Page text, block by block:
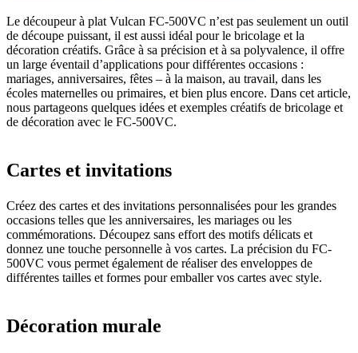
Le découpeur à plat Vulcan FC-500VC n’est pas seulement un outil
de découpe puissant, il est aussi idéal pour le bricolage et la
décoration créatifs. Grâce à sa précision et à sa polyvalence, il offre
un large éventail d’applications pour différentes occasions :
mariages, anniversaires, fêtes – à la maison, au travail, dans les
écoles maternelles ou primaires, et bien plus encore. Dans cet article,
nous partageons quelques idées et exemples créatifs de bricolage et
de décoration avec le FC-500VC.
Cartes et invitations
Créez des cartes et des invitations personnalisées pour les grandes
occasions telles que les anniversaires, les mariages ou les
commémorations. Découpez sans effort des motifs délicats et
donnez une touche personnelle à vos cartes. La précision du FC-
500VC vous permet également de réaliser des enveloppes de
différentes tailles et formes pour emballer vos cartes avec style.
Décoration murale